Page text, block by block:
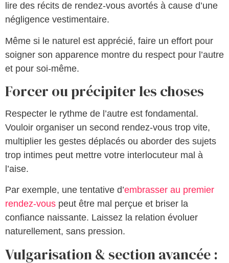
lire des récits de rendez-vous avortés à cause d’une
négligence vestimentaire.
Même si le naturel est apprécié, faire un effort pour
soigner son apparence montre du respect pour l’autre
et pour soi-même.
Forcer ou précipiter les choses
Respecter le rythme de l’autre est fondamental.
Vouloir organiser un second rendez-vous trop vite,
multiplier les gestes déplacés ou aborder des sujets
trop intimes peut mettre votre interlocuteur mal à
l’aise.
Par exemple, une tentative d’embrasser au premier
rendez-vous peut être mal perçue et briser la
confiance naissante. Laissez la relation évoluer
naturellement, sans pression.
Vulgarisation & section avancée :